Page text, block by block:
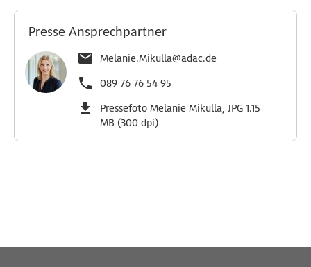
Presse Ansprechpartner
Melanie.Mikulla@adac.de
089 76 76 54 95
Pressefoto Melanie Mikulla, JPG 1.15
MB (300 dpi)